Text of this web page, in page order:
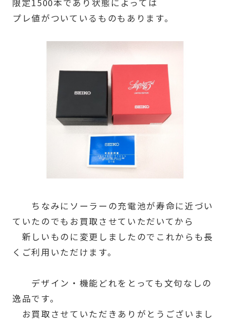
限定1500本であり状態によっては
プレ値がついているものもあります。
ちなみにソーラーの充電池が寿命に近づい
ていたのでもお買取させていただいてから
新しいものに変更しましたのでこれからも長
くご利用いただけます。
デザイン・機能どれをとっても文句なしの
逸品です。
お買取させていただきありがとうございまし